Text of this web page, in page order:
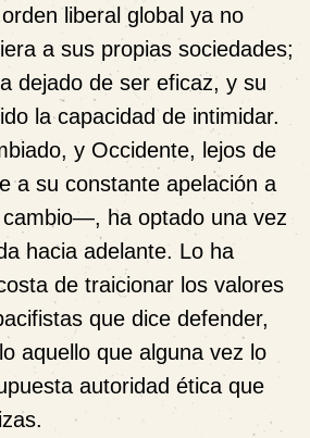
liberal global ya no
a sus propias sociedades;
dejado de ser eficaz, y su
la capacidad de intimidar.
y Occidente, lejos de
a su constante apelación a
cambio—, ha optado una vez
hacia adelante. Lo ha
de traicionar los valores
que dice defender,
aquello que alguna vez lo
autoridad ética que